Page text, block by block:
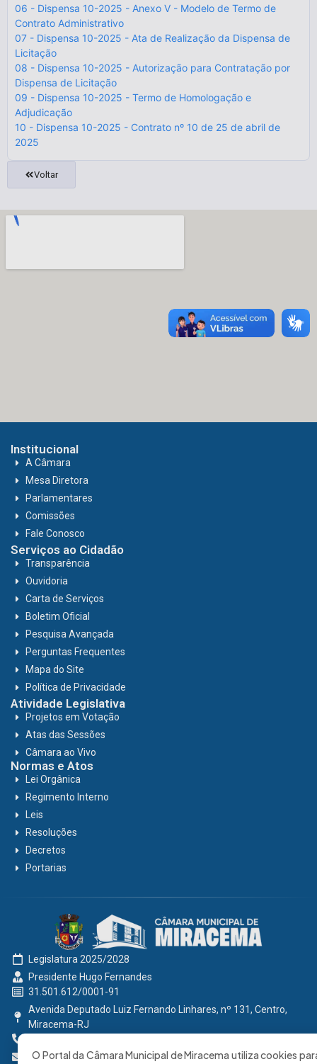
06 - Dispensa 10-2025 - Anexo V - Modelo de Termo de
Contrato Administrativo
07 - Dispensa 10-2025 - Ata de Realização da Dispensa de
Licitação
08 - Dispensa 10-2025 - Autorização para Contratação por
Dispensa de Licitação
09 - Dispensa 10-2025 - Termo de Homologação e
Adjudicação
10 - Dispensa 10-2025 - Contrato nº 10 de 25 de abril de
2025
Voltar
Institucional
A Câmara
Mesa Diretora
Parlamentares
Comissões
Fale Conosco
Serviços ao Cidadão
Transparência
Ouvidoria
Carta de Serviços
Boletim Oficial
Pesquisa Avançada
Perguntas Frequentes
Mapa do Site
Política de Privacidade
Atividade Legislativa
Projetos em Votação
Atas das Sessões
Câmara ao Vivo
Normas e Atos
Lei Orgânica
Regimento Interno
Leis
Resoluções
Decretos
Portarias
Legislatura 2025/2028
Presidente Hugo Fernandes
31.501.612/0001-91
Avenida Deputado Luiz Fernando Linhares, nº 131, Centro,
Miracema-RJ
secretaria@cmmiracema.rj.gov.br
O Portal da Câmara Municipal de Miracema utiliza cookies